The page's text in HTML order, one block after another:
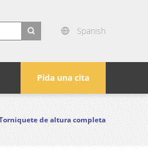
Spanish
Pida una cita
de altura completa